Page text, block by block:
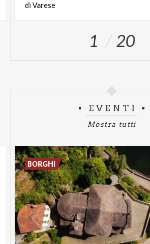
di Varese
1 20
EVENTI
Mostra tutti
BORGHI